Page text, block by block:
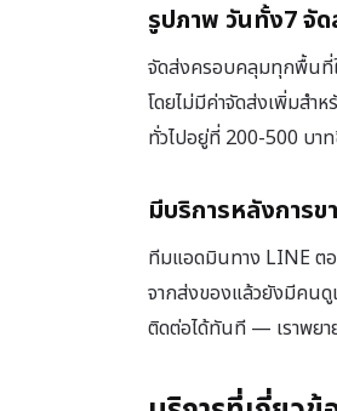
รูปภาพ วันทั้ง7 จั
จัดส่งครอบคลุมทุกพื้นที่
โดยไม่มีค่าจัดส่งเพิ่มสำ
ทั่วไปอยู่ที่ 200-500 บา
มีบริการหลังการข
ทีมแอดมินทาง LINE ตอ
จากส่งของแล้วยังมีคน
ติดต่อได้ทันที — เราพยา